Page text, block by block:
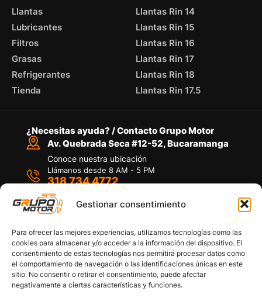
Gestionar consentimiento
Para ofrecer las mejores experiencias, utilizamos tecnologías como las
cookies para almacenar y/o acceder a la información del dispositivo. El
consentimiento de estas tecnologías nos permitirá procesar datos como
el comportamiento de navegación o las identificaciones únicas en este
sitio. No consentir o retirar el consentimiento, puede afectar
negativamente a ciertas características y funciones.
Llantas
Lubricantes
Filtros
Grasas
Refrigerantes
Tienda
Llantas Rin 14
Llantas Rin 15
Llantas Rin 16
Llantas Rin 17
Llantas Rin 18
Llantas Rin 17.5
¿Necesitas ayuda? / Contacto Grupo Motor
Av. Quebrada Seca #12-52, Bucaramanga
Conoce nuestra ubicación
Llámanos desde 8 AM - 5 PM
318 734 4772
Por medio de WhatsApp
Políticas de privacidad
Política de devoluciones y/o reembolsos